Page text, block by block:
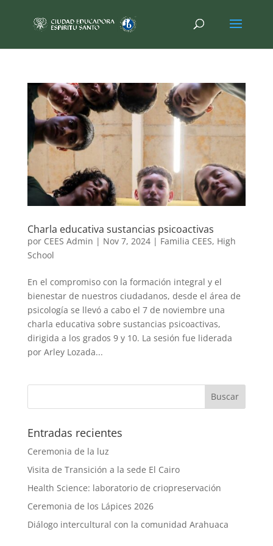
Charla educativa sustancias psicoactivas
por CEES Admin | Nov 7, 2024| Familia CEES, High
School
En el compromiso con la formación integral y el
bienestar de nuestros ciudadanos, desde el área de
psicología se llevó a cabo el 7 de noviembre una
charla educativa sobre sustancias psicoactivas,
dirigida a los grados 9 y 10. La sesión fue liderada
por Arley Lozada...
Entradas recientes
Ceremonia de la luz
Visita de Transición a la sede El Cairo
Health Science: laboratorio de criopreservación
Ceremonia de los Lápices 2026
Diálogo intercultural con la comunidad Arahuaca